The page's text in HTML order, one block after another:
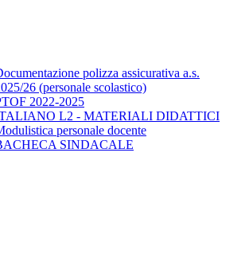
polizza assicurativa a.s.
26 (personale scolastico)
2022-2025
L2 - MATERIALI DIDATTICI
personale docente
SINDACALE